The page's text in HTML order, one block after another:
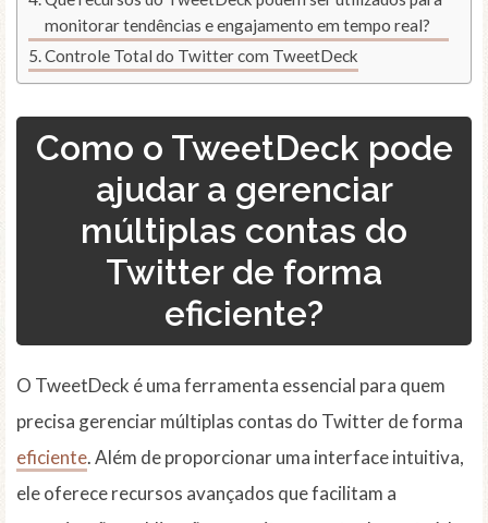
monitorar tendências e engajamento em tempo real?
Controle Total do Twitter com TweetDeck
Como o TweetDeck pode
ajudar a gerenciar
múltiplas contas do
Twitter de forma
eficiente?
O TweetDeck é uma ferramenta essencial para quem
precisa gerenciar múltiplas contas do Twitter de forma
eficiente. Além de proporcionar uma interface intuitiva,
ele oferece recursos avançados que facilitam a